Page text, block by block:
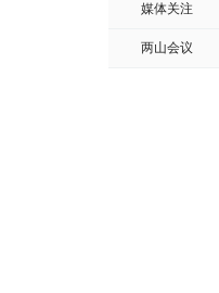
媒体关注
两山会议